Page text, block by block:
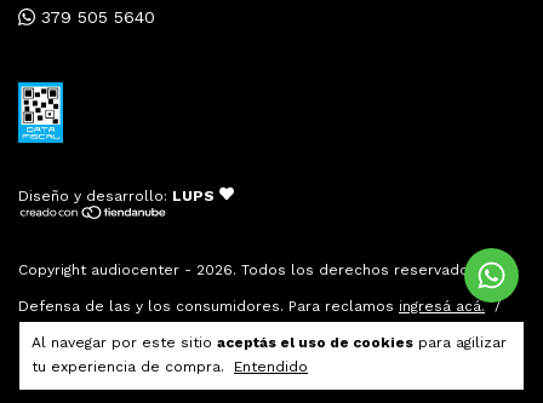
Al navegar por este sitio aceptás el uso de cookies para agilizar
tu experiencia de compra.
Entendido
379 505 5640
Diseño y desarrollo: LUPS
Copyright audiocenter - 2026. Todos los derechos reservados.
Defensa de las y los consumidores. Para reclamos ingresá acá. /